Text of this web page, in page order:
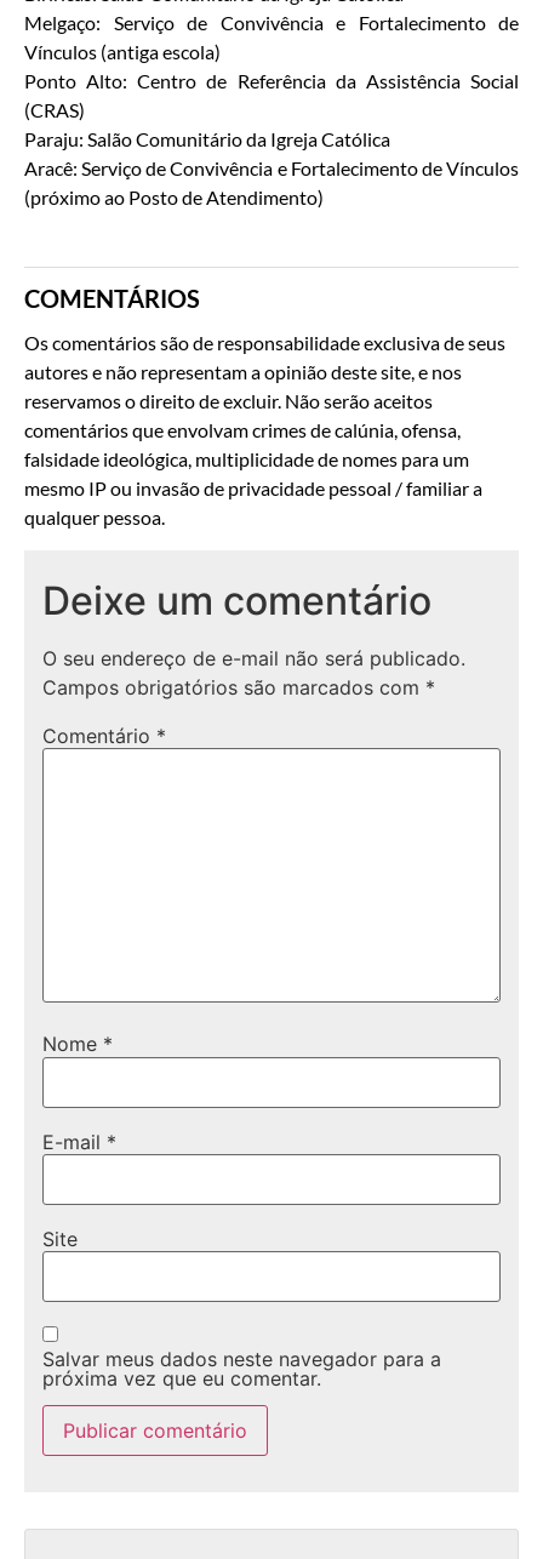
Melgaço: Serviço de Convivência e Fortalecimento de
Vínculos (antiga escola)
Ponto Alto: Centro de Referência da Assistência Social
(CRAS)
Paraju: Salão Comunitário da Igreja Católica
Aracê: Serviço de Convivência e Fortalecimento de Vínculos
(próximo ao Posto de Atendimento)
COMENTÁRIOS
Os comentários são de responsabilidade exclusiva de seus
autores e não representam a opinião deste site, e nos
reservamos o direito de excluir. Não serão aceitos
comentários que envolvam crimes de calúnia, ofensa,
falsidade ideológica, multiplicidade de nomes para um
mesmo IP ou invasão de privacidade pessoal / familiar a
qualquer pessoa.
Deixe um comentário
O seu endereço de e-mail não será publicado.
Campos obrigatórios são marcados com *
Comentário *
Nome *
E-mail *
Site
Salvar meus dados neste navegador para a
próxima vez que eu comentar.